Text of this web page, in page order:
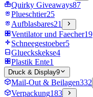
Quirky Giveaways87
Plueschtier25
Aufblasbares21
Ventilator und Faecher19
Schneegestoeber5
Glueckskekse4
Plastik Ente1
Druck & Display9
Mail-Out & Beilagen332
Verpackung183